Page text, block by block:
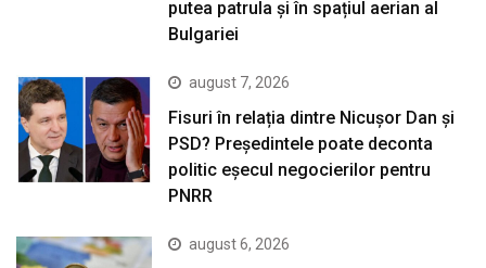
putea patrula și în spațiul aerian al
Bulgariei
august 7, 2026
Fisuri în relația dintre Nicușor Dan și
PSD? Președintele poate deconta
politic eșecul negocierilor pentru
PNRR
august 6, 2026